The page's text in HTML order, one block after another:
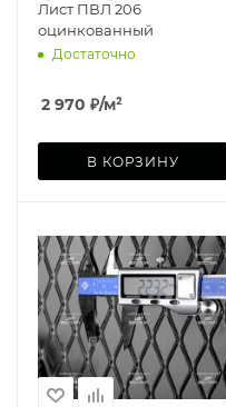
Лист ПВЛ 206
оцинкованный
Достаточно
2 970 ₽/м²
В КОРЗИНУ